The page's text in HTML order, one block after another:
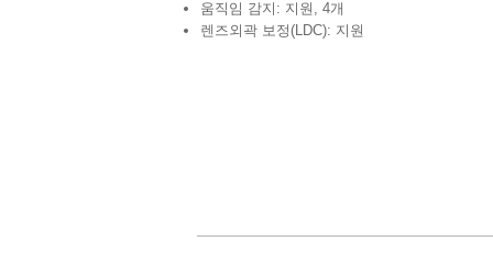
움직임 감지: 지원, 4개
렌즈외곽 보정(LDC): 지원